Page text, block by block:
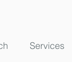
Services